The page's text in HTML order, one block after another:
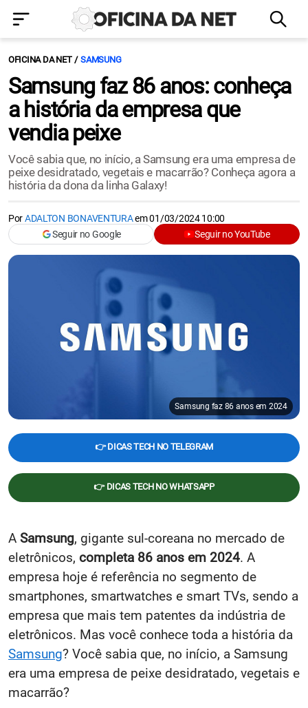
OFICINA DA NET SAMSUNG
Samsung faz 86 anos: conheça
a história da empresa que
vendia peixe
Você sabia que, no início, a Samsung era uma empresa de
peixe desidratado, vegetais e macarrão? Conheça agora a
história da dona da linha Galaxy!
PorADALTON BONAVENTURAem01/03/2024 10:00
Seguir no Google
Seguir no YouTube
Samsung faz 86 anos em 2024
👉 DICAS TECH NO TELEGRAM
👉 DICAS TECH NO WHATSAPP
A Samsung, gigante sul-coreana no mercado de
eletrônicos, completa 86 anos em 2024. A
empresa hoje é referência no segmento de
smartphones, smartwatches e smart TVs, sendo a
empresa que mais tem patentes da indústria de
eletrônicos. Mas você conhece toda a história da
Samsung? Você sabia que, no início, a Samsung
era uma empresa de peixe desidratado, vegetais e
macarrão?